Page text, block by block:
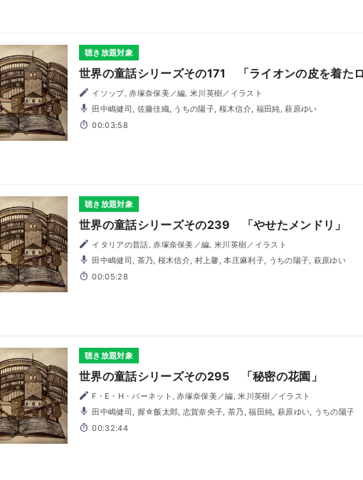
聴き放題対象
世界の童話シリーズその171 「ライオンの皮を着たロ
イソップ, 赤塚奈保美／編, 米川英樹／イラスト
田中嶋健司, 佐藤佳織, うちの陽子, 桜木信介, 福田純, 萩原ゆい
00:03:58
聴き放題対象
世界の童話シリーズその239 「やせたメンドリ」
イタリアの昔話, 赤塚奈保美／編, 米川英樹／イラスト
田中嶋健司, 茶乃, 桜木信介, 村上馨, 本庄麻利子, うちの陽子, 萩原ゆい
00:05:28
聴き放題対象
世界の童話シリーズその295 「秘密の花園」
F・E・H・バーネット, 赤塚奈保美／編, 米川英樹／イラスト
田中嶋健司, 握☆飯太郎, 志賀奈央子, 茶乃, 福田純, 萩原ゆい, うちの陽子
00:32:44